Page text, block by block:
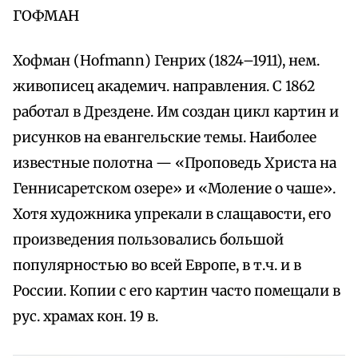
ГОФМАН
Хофман (Hofmann) Генрих (1824–1911), нем.
живописец академич. направления. С 1862
работал в Дрездене. Им создан цикл картин и
рисунков на евангельские темы. Наиболее
известные полотна — «Проповедь Христа на
Геннисаретском озере» и «Моление о чаше».
Хотя художника упрекали в слащавости, его
произведения пользовались большой
популярностью во всей Европе, в т.ч. и в
России. Копии с его картин часто помещали в
рус. храмах кон. 19 в.